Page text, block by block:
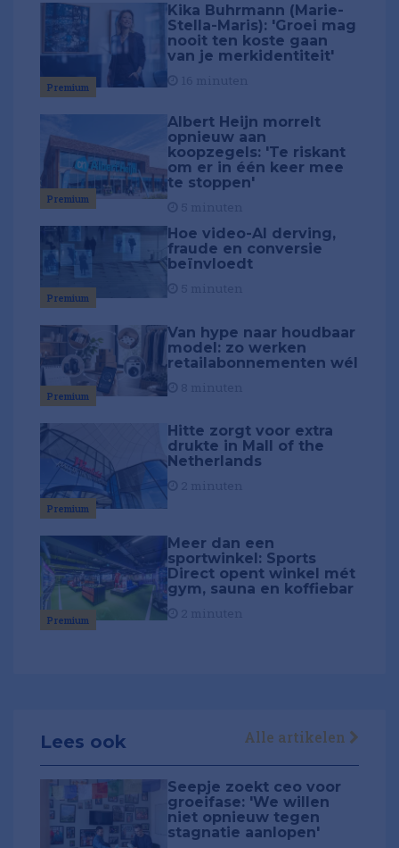
Premium
Kika Buhrmann (Marie-
Stella-Maris): 'Groei mag
nooit ten koste gaan
van je merkidentiteit'
Premium
Albert Heijn morrelt
opnieuw aan
koopzegels: 'Te riskant
om er in één keer mee
te stoppen'
Premium
Hoe video-AI derving,
fraude en conversie
beïnvloedt
Premium
Van hype naar houdbaar
model: zo werken
retailabonnementen wél
Premium
Hitte zorgt voor extra
drukte in Mall of the
Netherlands
Premium
Meer dan een
sportwinkel: Sports
Direct opent winkel mét
gym, sauna en koffiebar
Lees ook Alle artikelen
Seepje zoekt ceo voor
groeifase: 'We willen
niet opnieuw tegen
stagnatie aanlopen'